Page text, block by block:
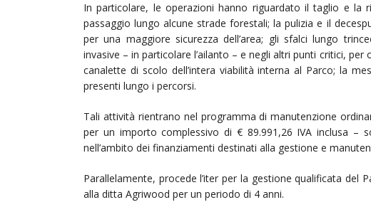
In particolare, le operazioni hanno riguardato il taglio e la
passaggio lungo alcune strade forestali; la pulizia e il
per una maggiore sicurezza dell’area; gli sfalci lungo
invasive – in particolare l’ailanto – e negli altri punti critici,
canalette di scolo dell’intera viabilità interna al Parco; la
presenti lungo i percorsi.
Tali attività rientrano nel programma di manutenzione
per un importo complessivo di € 89.991,26 IVA inclusa –
nell’ambito dei finanziamenti destinati alla gestione e
Parallelamente, procede l’iter per la gestione qualificata del
alla ditta Agriwood per un periodo di 4 anni.